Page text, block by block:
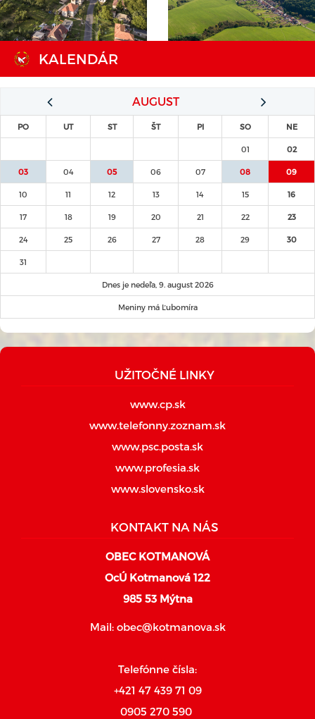
KALENDÁR
AUGUST
PO UT ST ŠT PI SO NE
01 02
03 04 05 06 07 08 09
10 11 12 13 14 15 16
17 18 19 20 21 22 23
24 25 26 27 28 29 30
31
Dnes je nedeľa, 9. august 2026
Meniny má Ľubomíra
UŽITOČNÉ LINKY
www.cp.sk
www.telefonny.zoznam.sk
www.psc.posta.sk
www.profesia.sk
www.slovensko.sk
KONTAKT NA NÁS
OBEC KOTMANOVÁ
OcÚ Kotmanová 122
985 53 Mýtna
Mail: obec@kotmanova.sk
Telefónne čísla:
+421 47 439 71 09
0905 270 590